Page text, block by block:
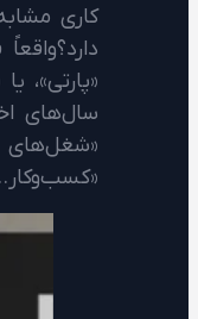
کاری
«پارتی»،
سال‌های
«شغل‌های